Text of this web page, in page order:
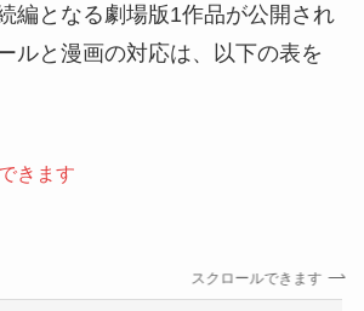
編となる劇場版1作品が公開され
ルと漫画の対応は、以下の表を
きます
スクロールできます